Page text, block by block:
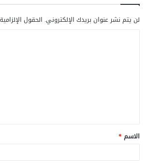
لن يتم نشر عنوان بريدك الإلكتروني. الحقول
ق
*
الاسم *